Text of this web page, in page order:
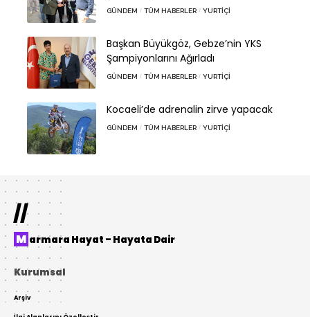
GÜNDEM TÜM HABERLER YURTIÇI
Başkan Büyükgöz, Gebze’nin YKS
Şampiyonlarını Ağırladı
GÜNDEM TÜM HABERLER YURTIÇI
Kocaeli’de adrenalin zirve yapacak
GÜNDEM TÜM HABERLER YURTIÇI
//
Marmara Hayat – Hayata Dair
Kurumsal
Arşiv